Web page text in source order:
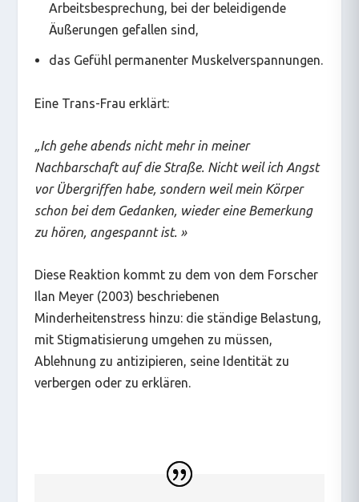
Arbeitsbesprechung, bei der beleidigende
Äußerungen gefallen sind,
das Gefühl permanenter Muskelverspannungen.
Eine Trans-Frau erklärt:
„Ich gehe abends nicht mehr in meiner
Nachbarschaft auf die Straße. Nicht weil ich Angst
vor Übergriffen habe, sondern weil mein Körper
schon bei dem Gedanken, wieder eine Bemerkung
zu hören, angespannt ist.»
Diese Reaktion kommt zu dem von dem Forscher
Ilan Meyer (2003) beschriebenen
Minderheitenstress hinzu: die ständige Belastung,
mit Stigmatisierung umgehen zu müssen,
Ablehnung zu antizipieren, seine Identität zu
verbergen oder zu erklären.